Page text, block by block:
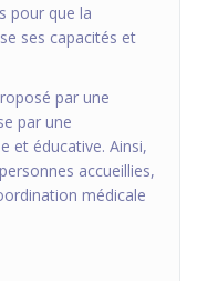
pour que la
ses capacités et
par une
par une
et éducative. Ainsi,
accueillies,
médicale